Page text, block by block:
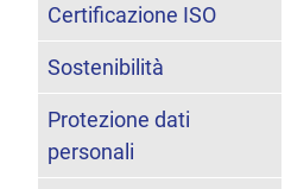
Certificazione ISO
Sostenibilità
Protezione dati
personali